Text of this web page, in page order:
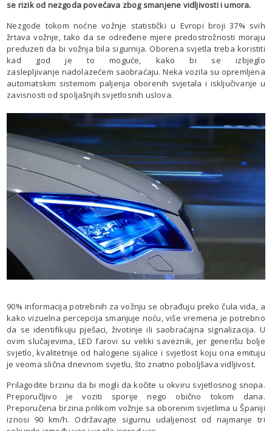
se rizik od nezgoda povećava zbog smanjene vidljivosti i umora.
Nezgode tokom noćne vožnje statistički u Evropi broji 37% svih
žrtava vožnje, tako da se određene mjere predostrožnosti moraju
preduzeti da bi vožnja bila sigurnija. Oborena svjetla treba koristiti
kad god je to moguće, kako bi se izbjeglo
zaslepljivanje nadolazećem saobraćaju. Neka vozila su opremljena
automatskim sistemom paljenja oborenih svjetala i isključivanje u
zavisnosti od spoljašnjih svjetlosnih uslova.
90% informacija potrebnih za vožnju se obrađuju preko čula vida, a
kako vizuelna percepcija smanjuje noću, više vremena je potrebno
da se identifikuju pješaci, životinje ili saobraćajna signalizacija. U
ovim slučajevima, LED farovi su veliki saveznik, jer generišu bolje
svjetlo, kvalitetnije od halogene sijalice i svjetlost koju ona emituju
je veoma slična dnevnom svjetlu, što znatno poboljšava vidljivost.
Prilagodite brzinu da bi mogli da kočite u okviru svjetlosnog snopa.
Preporučljivo je voziti sporije nego obično tokom dana.
Preporučena brzina prilikom vožnje sa oborenim svjetlima u Španiji
iznosi 90 km/h. Održavajte sigurnu udaljenost od najmanje tri